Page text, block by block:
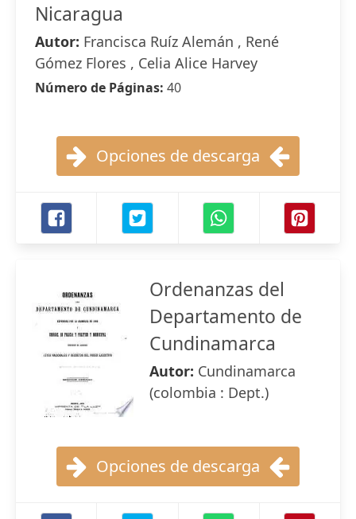
Nicaragua
Autor: Francisca Ruíz Alemán , René
Gómez Flores , Celia Alice Harvey
Número de Páginas: 40
Opciones de descarga
Ordenanzas del
Departamento de
Cundinamarca
Autor: Cundinamarca
(colombia : Dept.)
Opciones de descarga